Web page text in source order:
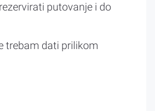
putovanje i do
trebam dati prilikom